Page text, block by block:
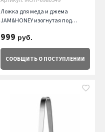
Ложка для меда и джема
JAM&HONEY изогнутая под
999 руб.
СООБЩИТЬ О ПОСТУПЛЕНИИ